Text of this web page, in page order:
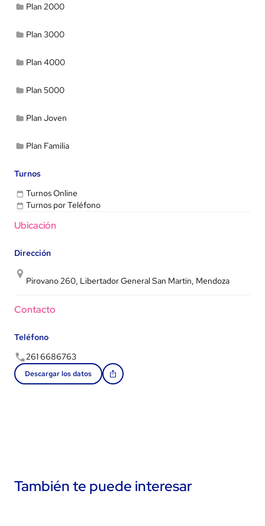
Plan 2000
Plan 3000
Plan 4000
Plan 5000
Plan Joven
Plan Familia
Turnos
Turnos Online
Turnos por Teléfono
Ubicación
Dirección
Pirovano 260, Libertador General San Martin, Mendoza
Contacto
Teléfono
261 6686763
Descargar los datos
También te puede interesar